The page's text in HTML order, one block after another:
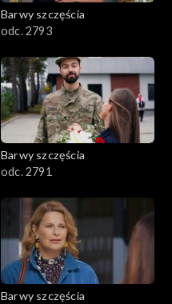
Barwy szczęścia
odc. 2793
Barwy szczęścia
odc. 2791
Barwy szczęścia